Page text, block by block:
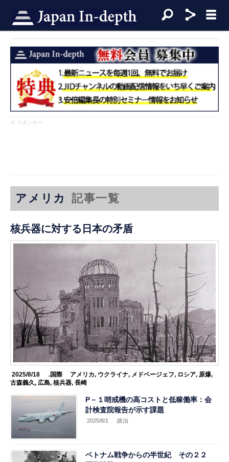
※ スポンサー
アメリカ 記事一覧
核兵器に対する日本の矛盾
2025/8/18 .国際 アメリカ, ウクライナ, メドベージェフ, ロシア, 原爆,
古森義久, 広島,核兵器,長崎
P－１哨戒機の高コストと低稼働率：会
計検査院報告が示す課題
2025/8/1 .政治
ベトナム戦争からの半世紀 その２２